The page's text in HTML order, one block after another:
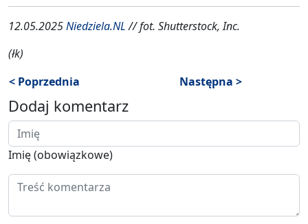
12.05.2025Niedziela.NL// fot. Shutterstock, Inc.
(łk)
< Poprzednia
Następna >
Dodaj komentarz
Imię (obowiązkowe)